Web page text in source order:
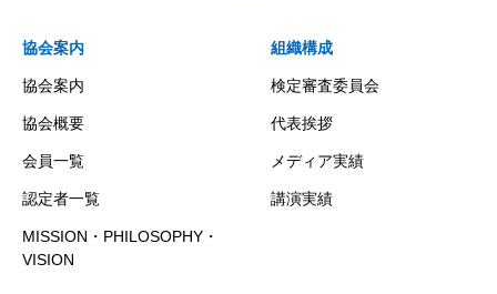
協会案内
協会案内
協会概要
会員一覧
認定者一覧
MISSION・PHILOSOPHY・
VISION
組織構成
検定審査委員会
代表挨拶
メディア実績
講演実績